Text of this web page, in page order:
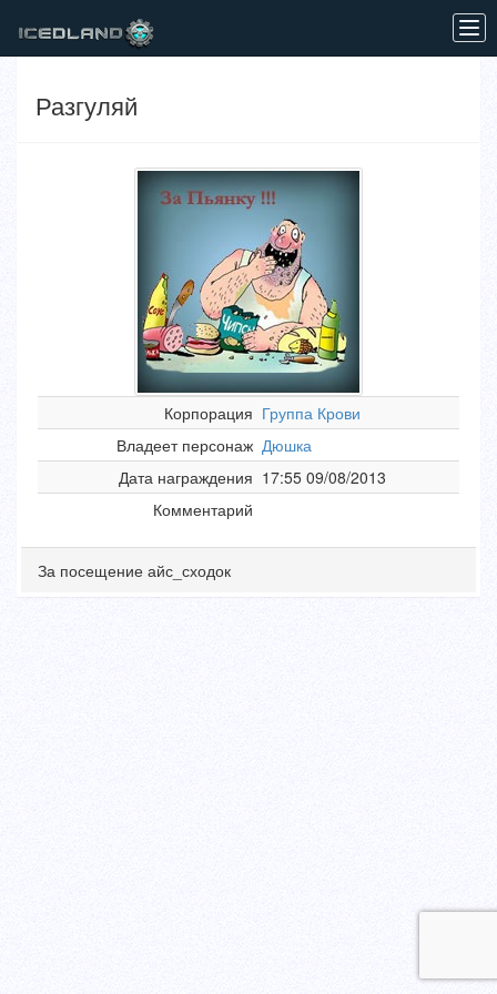
Разгуляй
Корпорация Группа Крови
Владеет персонаж Дюшка
Дата награждения 17:55 09/08/2013
Комментарий
За посещение айс_сходок